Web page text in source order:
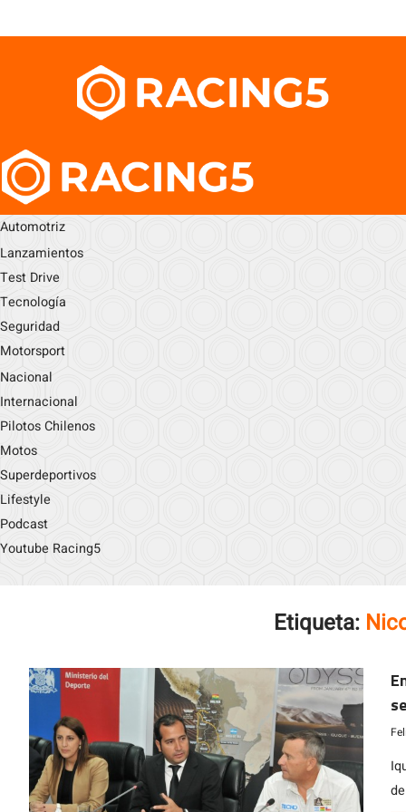
Automotriz
Lanzamientos
Test Drive
Tecnología
Seguridad
Motorsport
Nacional
Internacional
Pilotos Chilenos
Motos
Superdeportivos
Lifestyle
Podcast
Youtube Racing5
Etiqueta: